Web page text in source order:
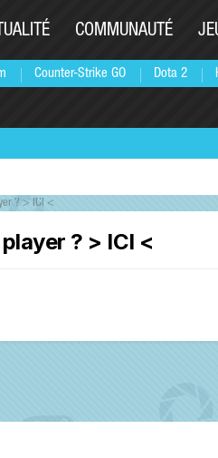
Counter-Strike GO Dota 2
COMMUNAUTÉ
? > ICI <
? > ICI <